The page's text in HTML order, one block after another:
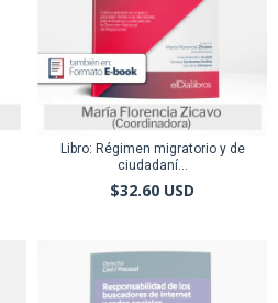
Libro: Régimen migratorio y de
ciudadaní...
$32.60 USD